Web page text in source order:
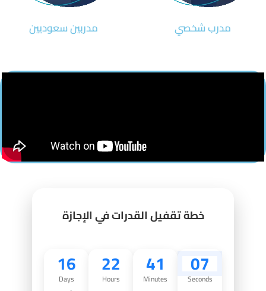
مدرب شخصي مدربين سعوديين
خطة تقفيل القدرات في الإجازة
16
Days
22
Hours
41
Minutes
06
Seconds